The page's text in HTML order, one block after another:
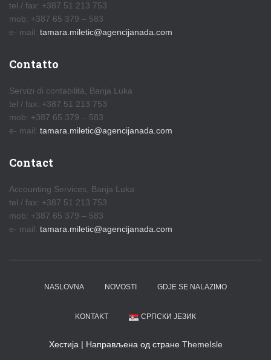
tel / fax: +387 51 213 753
mob: +387 65 379 – 583
e- mail: tamara.miletic@agencijanada.com
Contatto
Servizi di contabilità, Banja Luka
tel / fax: +387 51 213 753
mob: +387 65 379 – 583
e- mail: tamara.miletic@agencijanada.com
Contact
Accounting Services, Banja Luka
tel / fax: +387 51 213 753
mob: +387 65 379 – 583
e- mail: tamara.miletic@agencijanada.com
NASLOVNA NOVOSTI GDJE SE NALAZIMO
KONTAKT СРПСКИ ЈЕЗИК
Хестија | Направљена од стране ThemeIsle